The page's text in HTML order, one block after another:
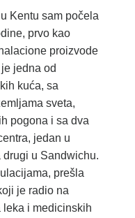
Kentu sam počela
prvo kao
proizvode
jedna od
kuća, sa
sveta,
pogona i sa dva
jedan u
u Sandwichu.
prešla
je radio na
i medicinskih